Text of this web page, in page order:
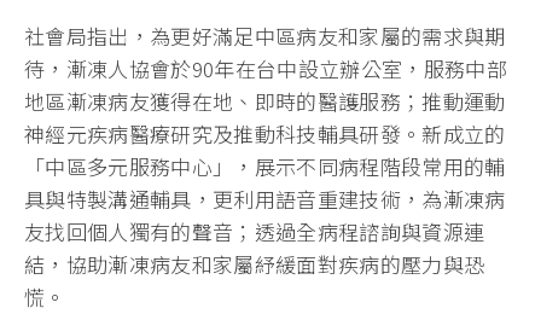
社會局指出，為更好滿足中區病友和家屬的需求與期
待，漸凍人協會於90年在台中設立辦公室，服務中部
地區漸凍病友獲得在地、即時的醫護服務；推動運動
神經元疾病醫療研究及推動科技輔具研發。新成立的
「中區多元服務中心」，展示不同病程階段常用的輔
具與特製溝通輔具，更利用語音重建技術，為漸凍病
友找回個人獨有的聲音；透過全病程諮詢與資源連
結，協助漸凍病友和家屬紓緩面對疾病的壓力與恐
慌。